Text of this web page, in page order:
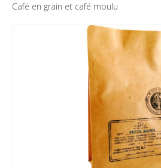
BUREAUX / PME
HOTELS / RESTAURANTS
Café en grain et café moulu